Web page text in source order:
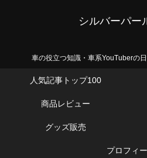
シルバーパー
車の役立つ知識・車系YouTuberの
人気記事トップ100
商品レビュー
グッズ販売
プロフィ